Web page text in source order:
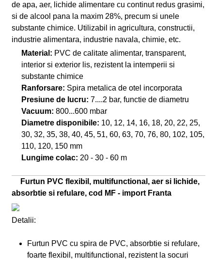
de apa, aer, lichide alimentare cu continut redus grasimi,
si de alcool pana la maxim 28%, precum si unele
substante chimice. Utilizabil in agricultura, constructii,
industrie alimentara, industrie navala, chimie, etc.
Material: PVC de calitate alimentar, transparent,
interior si exterior lis, rezistent la intemperii si
substante chimice
Ranforsare: Spira metalica de otel incorporata
Presiune de lucru: 7....2 bar, functie de diametru
Vacuum: 800...600 mbar
Diametre disponibile: 10, 12, 14, 16, 18, 20, 22, 25,
30, 32, 35, 38, 40, 45, 51, 60, 63, 70, 76, 80, 102, 105,
110, 120, 150 mm
Lungime colac: 20 - 30 - 60 m
Furtun PVC flexibil, multifunctional, aer si lichide,
absorbtie si refulare, cod MF - import Franta
Detalii:
Furtun PVC cu spira de PVC, absorbtie si refulare,
foarte flexibil, multifunctional, rezistent la socuri